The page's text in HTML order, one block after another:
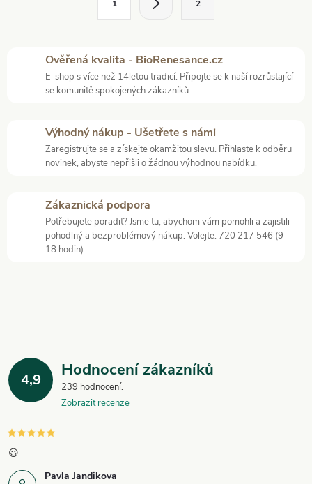
p
i
u
1 2
Ověřená kvalita - BioRenesance.cz
E-shop s více než 14letou tradicí. Připojte se k naší rozrůstající
se komunitě spokojených zákazníků.
Výhodný nákup - Ušetřete s námi
Zaregistrujte se a získejte okamžitou slevu. Přihlaste k odběru
novinek, abyste nepřišli o žádnou výhodnou nabídku.
Zákaznická podpora
Potřebujete poradit? Jsme tu, abychom vám pomohli a zajistili
pohodlný a bezproblémový nákup. Volejte: 720 217 546 (9-
18 hodin).
4,9 Hodnocení zákazníků
239 hodnocení
Zobrazit recenze
Pavla Jandikova
😃